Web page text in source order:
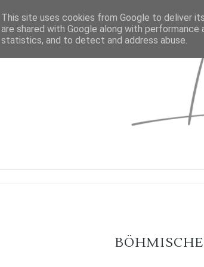
This site uses cookies from Google to deliver
are shared with Google along with
statistics, and to detect and address abuse.